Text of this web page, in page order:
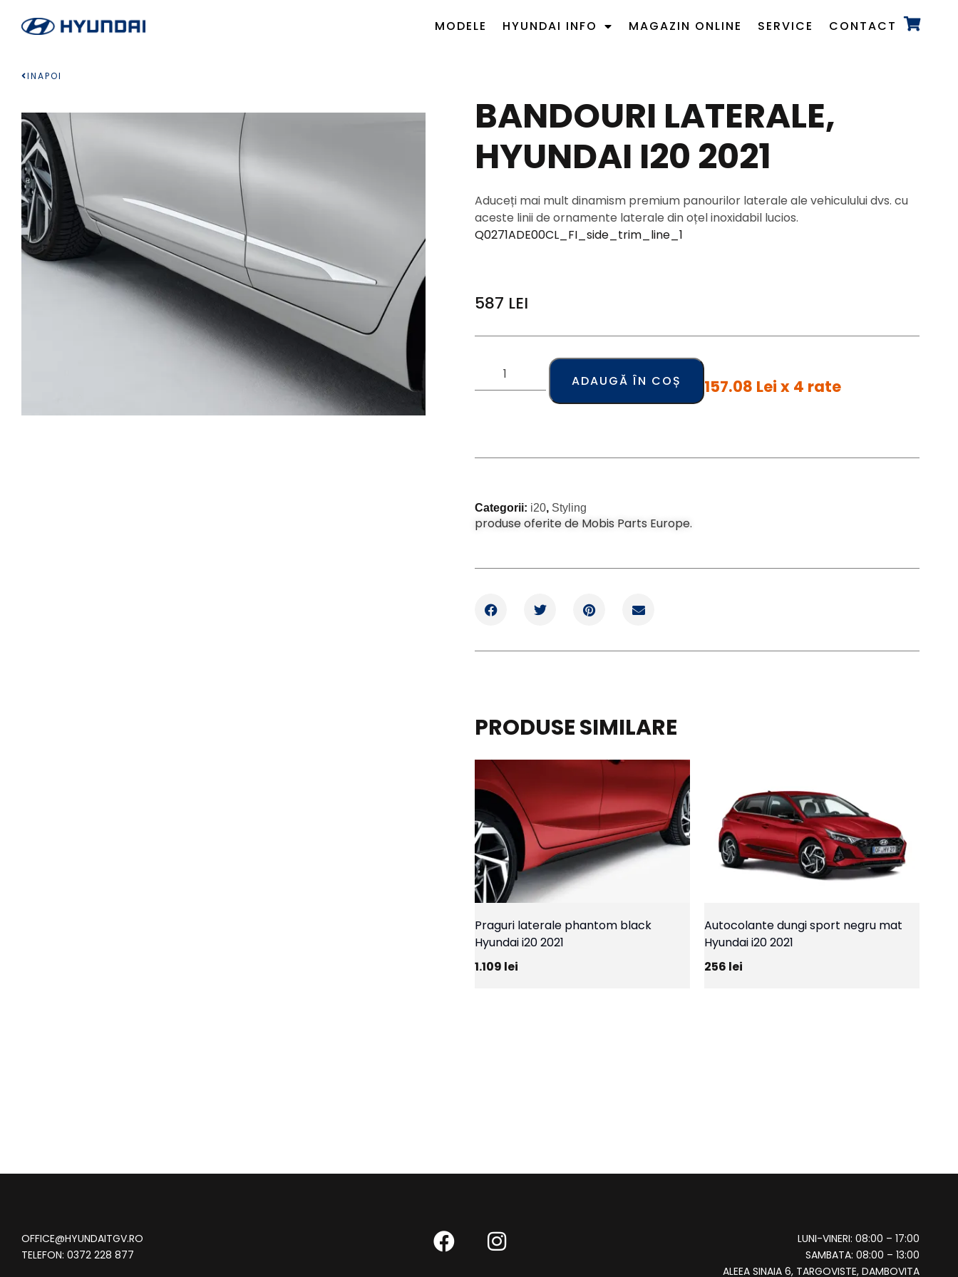
MODELE HYUNDAI INFO MAGAZIN ONLINE SERVICE CONTACT
INAPOI
BANDOURI LATERALE,
HYUNDAI I20 2021
Aduceți mai mult dinamism premium panourilor laterale ale vehiculului dvs. cu
aceste linii de ornamente laterale din oțel inoxidabil lucios.
Q0271ADE00CL_FI_side_trim_line_1
587 LEI
ADAUGĂ ÎN COȘ 157.08 Lei x 4 rate
Categorii: i20, Styling
produse oferite de Mobis Parts Europe.
PRODUSE SIMILARE
Praguri laterale phantom black
Hyundai i20 2021
1.109 lei
Autocolante dungi sport negru mat
Hyundai i20 2021
256 lei
OFFICE@HYUNDAITGV.RO
TELEFON: 0372 228 877
LUNI-VINERI: 08:00 – 17:00
SAMBATA: 08:00 – 13:00
ALEEA SINAIA 6, TARGOVISTE, DAMBOVITA